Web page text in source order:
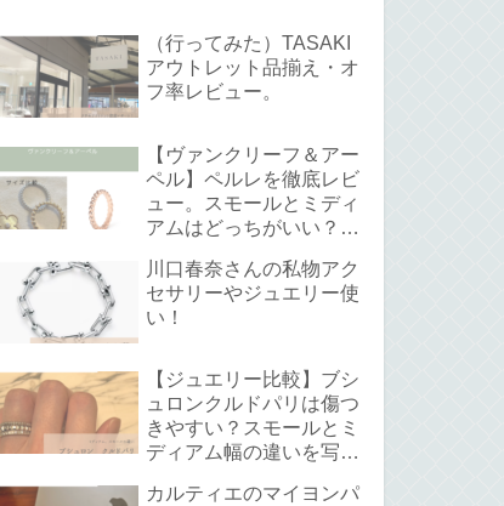
（行ってみた）TASAKI
アウトレット品揃え・オ
フ率レビュー。
【ヴァンクリーフ＆アー
ペル】ペルレを徹底レビ
ュー。スモールとミディ
アムはどっちがいい？サ
て。
川口春奈さんの私物アク
セサリーやジュエリー使
い！
【ジュエリー比較】ブシ
ュロンクルドパリは傷つ
きやすい？スモールとミ
ディアム幅の違いを写真
カルティエのマイヨンパ